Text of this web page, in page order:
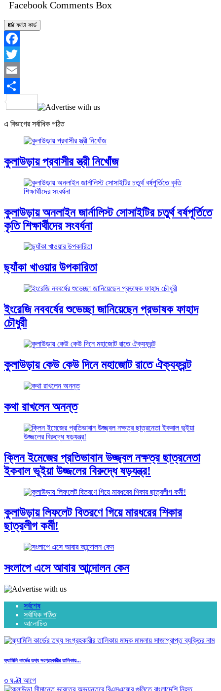
Facebook Comments Box
📸 ফটো কার্ড
Facebook
Twitter
Email
Share
এ বিভাগের সর্বাধিক পঠিত
কুলাউড়ায় প্রবাসীর স্ত্রী নিখোঁজ
কুলাউড়ায় অনলাইন জার্নালিস্ট সোসাইটির চতুর্থ বর্ষপূর্তিতে
কৃতি শিক্ষার্থীদের সংবর্ধনা
ছ্যাঁকা খাওয়ার উপকারিতা
ইংরেজি নববর্ষের শুভেচ্ছা জানিয়েছেন প্রভাষক ফাহাদ
চৌধুরী
কুলাউড়ায় কেউ কেউ দিনে মহাজোট রাতে ঐক্যফ্রন্ট
কথা রাখলেন অনন্ত
ক্লিন ইমেজের প্রতিভাবান উজ্জ্বল নক্ষত্র ছাত্রনেতা
ইকবাল ভূইয়া উজ্জলের বিরুদ্ধে ষড়যন্ত্র!
কুলাউড়ায় লিফলেট বিতরণে গিয়ে মারধরের শিকার
ছাত্রলীগ কর্মী!
সংলাপে এসে আবার আন্দোলন কেন
সর্বশেষ
সর্বাধিক পঠিত
আলোচিত
ফ্যামিলি কার্ডের তথ্য সংগ্রহকারীর তালিকায়...
৩ ঘণ্টা আগে